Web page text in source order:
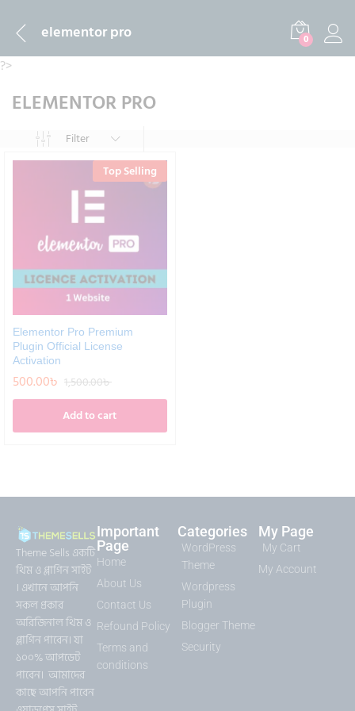
elementor pro 0
?>
ELEMENTOR PRO
Filter
Top Selling
Elementor Pro Premium
Plugin Official License
Activation
500.00৳ 1,500.00৳
Add to cart
Theme Sells একটি
থিম ও প্লাগিন সাইট
। এখানে আপনি
সকল প্রকার
অরিজিনাল থিম ও
প্লাগিন পাবেন। যা
১০০% আপডেট
পাবেন। আমাদের
কাছে আপনি পাবেন
Important
Page
Home
About Us
Contact Us
Refound Policy
Terms and
conditions
Categories
WordPress
Theme
Wordpress
Plugin
Blogger Theme
Security
My Page
My Cart
My Account